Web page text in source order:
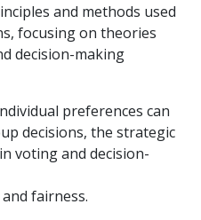
and methods used
focusing on theories
decision-making
preferences can
decisions, the strategic
voting and decision-
fairness.